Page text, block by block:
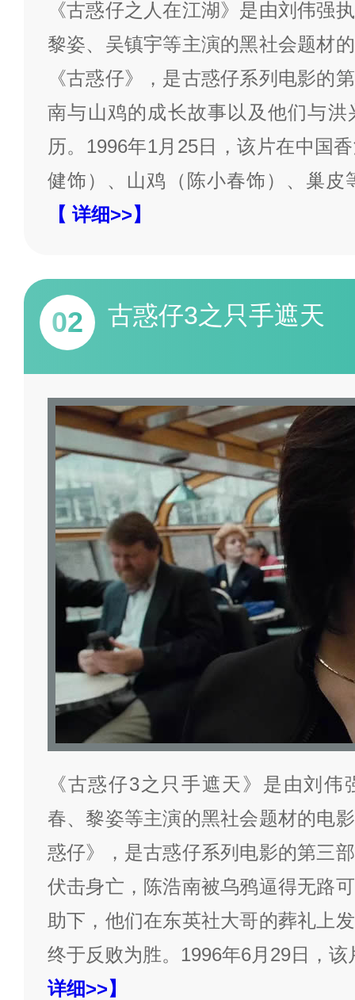
《古惑仔之人在江湖》是由刘伟强
黎姿、吴镇宇等主演的黑社会题材
《古惑仔》，是古惑仔系列电影的
南与山鸡的成长故事以及他们与
历。1996年1月25日，该片在中国
健饰）、山鸡（陈小春饰）、巢皮
【 详细>>】
02 古惑仔3之只手遮天
《古惑仔3之只手遮天》是由刘
春、黎姿等主演的黑社会题材的电
惑仔》，是古惑仔系列电影的第三
伏击身亡，陈浩南被乌鸦逼得无路
助下，他们在东英社大哥的葬礼上
终于反败为胜。1996年6月29日，该
详细>>】